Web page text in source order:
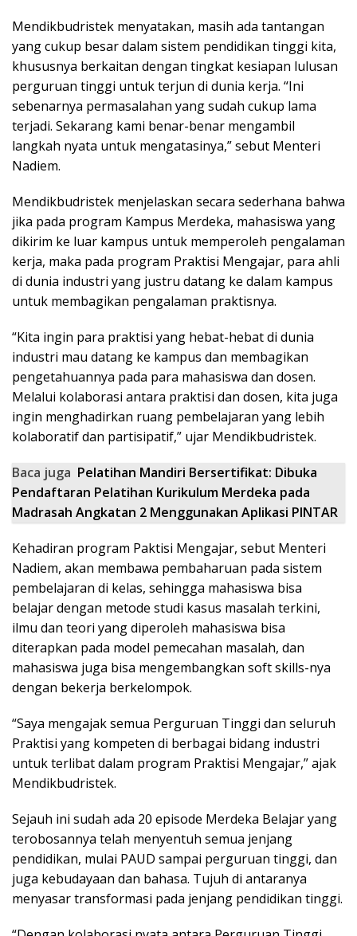
Mendikbudristek menyatakan, masih ada tantangan
yang cukup besar dalam sistem pendidikan tinggi kita,
khususnya berkaitan dengan tingkat kesiapan lulusan
perguruan tinggi untuk terjun di dunia kerja. “Ini
sebenarnya permasalahan yang sudah cukup lama
terjadi. Sekarang kami benar-benar mengambil
langkah nyata untuk mengatasinya,” sebut Menteri
Nadiem.
Mendikbudristek menjelaskan secara sederhana bahwa
jika pada program Kampus Merdeka, mahasiswa yang
dikirim ke luar kampus untuk memperoleh pengalaman
kerja, maka pada program Praktisi Mengajar, para ahli
di dunia industri yang justru datang ke dalam kampus
untuk membagikan pengalaman praktisnya.
“Kita ingin para praktisi yang hebat-hebat di dunia
industri mau datang ke kampus dan membagikan
pengetahuannya pada para mahasiswa dan dosen.
Melalui kolaborasi antara praktisi dan dosen, kita juga
ingin menghadirkan ruang pembelajaran yang lebih
kolaboratif dan partisipatif,” ujar Mendikbudristek.
Baca juga Pelatihan Mandiri Bersertifikat: Dibuka
Pendaftaran Pelatihan Kurikulum Merdeka pada
Madrasah Angkatan 2 Menggunakan Aplikasi PINTAR
Kehadiran program Paktisi Mengajar, sebut Menteri
Nadiem, akan membawa pembaharuan pada sistem
pembelajaran di kelas, sehingga mahasiswa bisa
belajar dengan metode studi kasus masalah terkini,
ilmu dan teori yang diperoleh mahasiswa bisa
diterapkan pada model pemecahan masalah, dan
mahasiswa juga bisa mengembangkan soft skills-nya
dengan bekerja berkelompok.
“Saya mengajak semua Perguruan Tinggi dan seluruh
Praktisi yang kompeten di berbagai bidang industri
untuk terlibat dalam program Praktisi Mengajar,” ajak
Mendikbudristek.
Sejauh ini sudah ada 20 episode Merdeka Belajar yang
terobosannya telah menyentuh semua jenjang
pendidikan, mulai PAUD sampai perguruan tinggi, dan
juga kebudayaan dan bahasa. Tujuh di antaranya
menyasar transformasi pada jenjang pendidikan tinggi.